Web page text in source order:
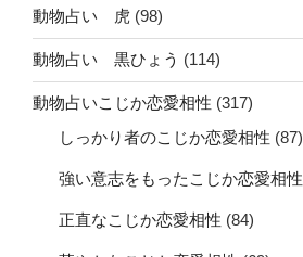
動物占い 虎 (98)
動物占い 黒ひょう (114)
動物占いこじか恋愛相性 (317)
しっかり者のこじか恋愛相性 (87)
強い意志をもったこじか恋愛相性
正直なこじか恋愛相性 (84)